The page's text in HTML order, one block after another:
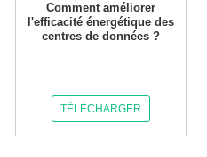
Comment améliorer
l'efficacité énergétique des
centres de données ?
TÉLÉCHARGER